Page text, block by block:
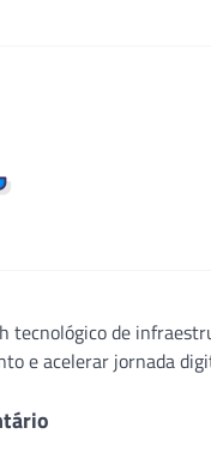
tecnológico de
e acelerar jornada